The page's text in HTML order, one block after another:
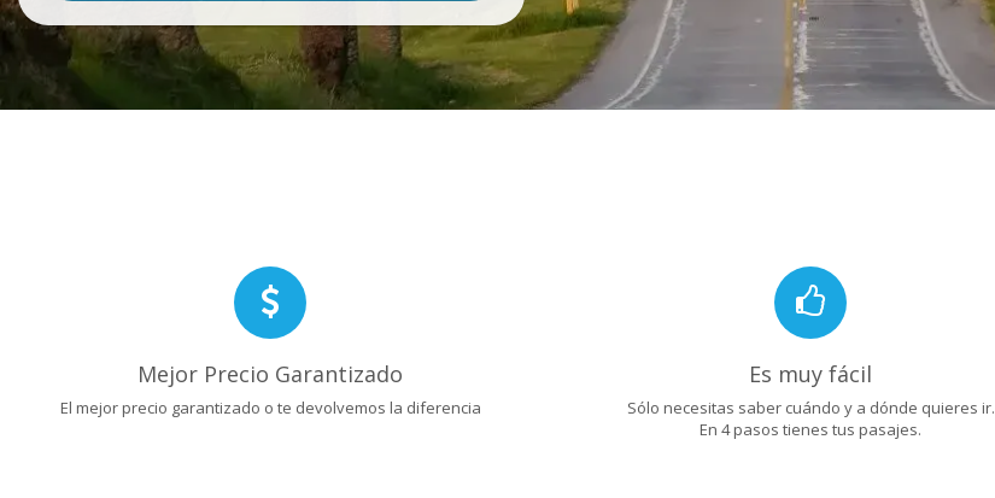
Mejor Precio Garantizado
El mejor precio garantizado o te devolvemos la diferencia
Es muy fácil
Sólo necesitas saber cuándo y a dónde quieres ir.
En 4 pasos tienes tus pasajes.